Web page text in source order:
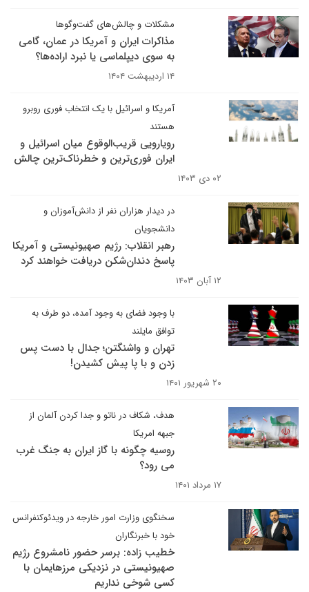
مشکلات و چالش‌های گفت‌وگوها
مذاکرات ایران و آمریکا در عمان، گامی
به سوی دیپلماسی یا نبرد اراده‌ها؟
۱۴ اردیبهشت ۱۴۰۴
آمریکا و اسرائیل با یک انتخاب فوری روبرو
هستند
رویارویی قریب‌الوقوع میان اسرائیل و
ایران فوری‌ترین و خطرناک‌ترین چالش
۰۲ دی ۱۴۰۳
در دیدار هزاران نفر از دانش‌آموزان و
دانشجویان
رهبر انقلاب: رژیم صهیونیستی و آمریکا
پاسخ دندان‌شکن دریافت خواهند کرد
۱۲ آبان ۱۴۰۳
با وجود فضای به وجود آمده، دو طرف به
توافق مایلند
تهران و واشنگتن؛ جدال با دست پس
زدن و با پا پیش کشیدن!
۲۰ شهریور ۱۴۰۱
هدف، شکاف در ناتو و جدا کردن آلمان از
جبهه امریکا
روسیه چگونه با گاز ایران به جنگ غرب
می رود؟
۱۷ مرداد ۱۴۰۱
سخنگوی وزارت امور خارجه در ویدئوکنفرانس
خود با خبرنگاران
خطیب زاده: برسر حضور نامشروع رژیم
صهیونیستی در نزدیکی مرزهایمان با
کسی شوخی نداریم